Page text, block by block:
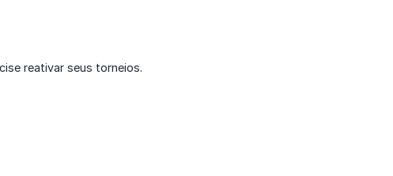
reativar seus torneios.